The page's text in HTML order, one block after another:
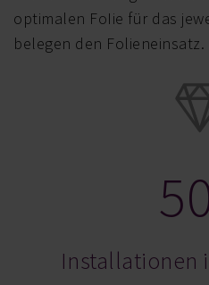
optimalen FoIie für das
belegen den Folieneinsatz.
Installationen